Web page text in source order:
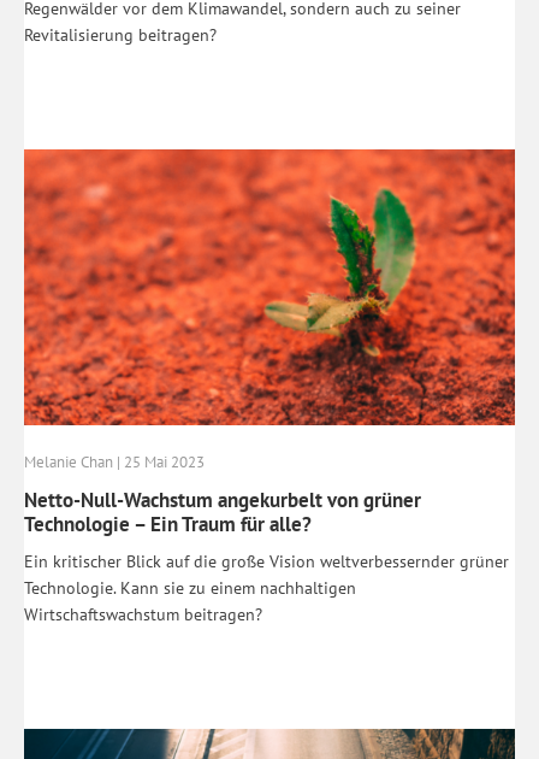
Regenwälder vor dem Klimawandel, sondern auch zu seiner
Revitalisierung beitragen?
Melanie Chan | 25 Mai 2023
Netto-Null-Wachstum angekurbelt von grüner
Technologie – Ein Traum für alle?
Ein kritischer Blick auf die große Vision weltverbessernder grüner
Technologie. Kann sie zu einem nachhaltigen
Wirtschaftswachstum beitragen?